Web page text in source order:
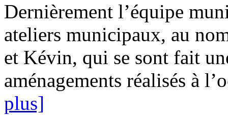
Dernièrement l’équipe
ateliers municipaux, au
et Kévin, qui se sont fait
aménagements réalisés à
plus]